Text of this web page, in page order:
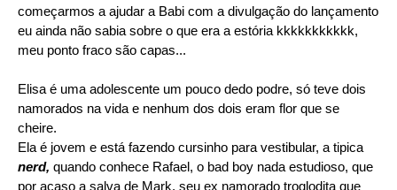
começarmos a ajudar a Babi com a divulgação do lançamento
eu ainda não sabia sobre o que era a estória kkkkkkkkkkk,
meu ponto fraco são capas...
Elisa é uma adolescente um pouco dedo podre, só teve dois
namorados na vida e nenhum dos dois eram flor que se
cheire.
Ela é jovem e está fazendo cursinho para vestibular, a tipica
nerd, quando conhece Rafael, o bad boy nada estudioso, que
por acaso a salva de Mark, seu ex namorado troglodita que